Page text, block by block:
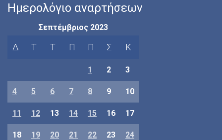
Ημερολόγιο αναρτήσεων
Σεπτέμβριος 2023
Δ Τ Τ Π Π Σ Κ
1 2 3
4 5 6 7 8 9 10
11 12 13 14 15 16 17
18 19 20 21 22 23 24